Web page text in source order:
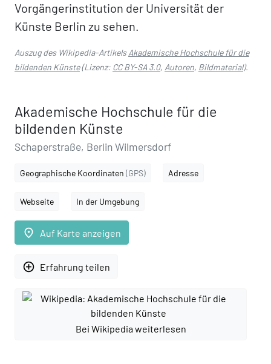
Vorgängerinstitution der Universität der
Künste Berlin zu sehen.
Auszug des Wikipedia-ArtikelsAkademische Hochschule für die
bildenden Künste(Lizenz: CC BY-SA 3.0, Autoren, Bildmaterial).
Akademische Hochschule für die
bildenden Künste
Schaperstraße, Berlin Wilmersdorf
Geographische Koordinaten (GPS) Adresse
Webseite In der Umgebung
place Auf Karte anzeigen
add_circle_outline Erfahrung teilen
Bei Wikipedia weiterlesen